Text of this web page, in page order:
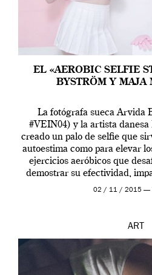
EL «AEROBIC SELFIE
BYSTRÖM Y MAJA
La fotógrafa sueca Arvida
#VEIN04) y la artista
creado un palo de selfie que
autoestima como para elevar
ejercicios aeróbicos que
demostrar su efectividad,
prueba en el
02 / 11 / 2015 —
ART